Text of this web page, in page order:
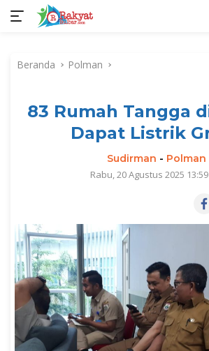
kontenBeranda Polman
83 Rumah Tangga
Dapat Listrik
Sudirman - Polman
Rabu, 20 Agustus 2025